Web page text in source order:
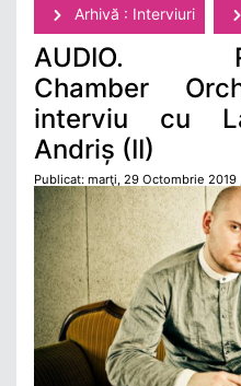
Arhivă : Interviuri
AUDIO.
Chamber
interviu cu
Andriș (II)
Publicat: marţi, 29 Octombrie 2019